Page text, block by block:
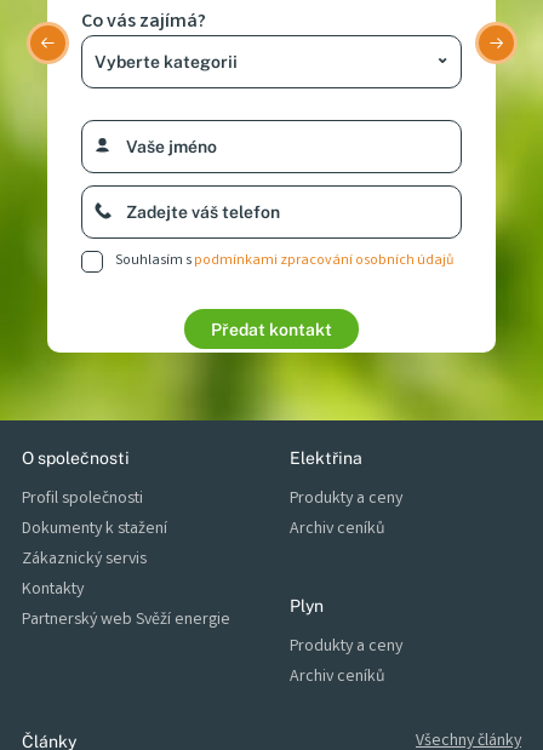
Co vás zajímá?
Souhlasím spodmínkami zpracování osobních údajů
Předat kontakt
O společnosti
Profil společnosti
Dokumenty k stažení
Zákaznický servis
Kontakty
Partnerský web Svěží energie
Elektřina
Produkty a ceny
Archiv ceníků
Plyn
Produkty a ceny
Archiv ceníků
Články Všechny články